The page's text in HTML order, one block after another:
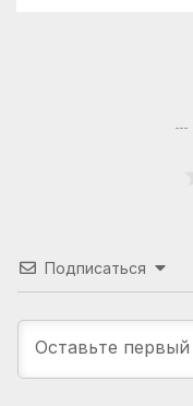
Подписаться